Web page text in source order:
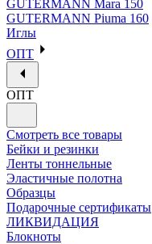
GUTERMANN Mara 150
GUTERMANN Piuma 160
Иглы
ОПТ
ОПТ
Смотреть все товары
Бейки и резинки
Ленты тоннельные
Эластичные полотна
Образцы
Подарочные сертификаты
ЛИКВИДАЦИЯ
Блокноты